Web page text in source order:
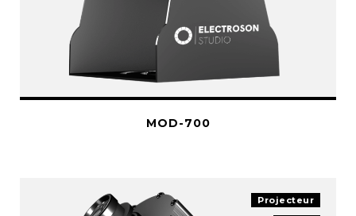
MOD-700
Projecteur